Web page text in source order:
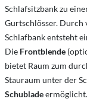
Schlafsitzbank zu
Gurtschlösser. Durch
Schlafbank entsteht
Die Frontblende
bietet Raum zum
Stauraum unter der
Schublade